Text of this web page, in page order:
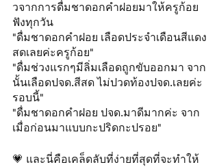
วจากการดื่มชาดอกคำฝอยมาให้ครูก้อย
ฟังทุกวัน
"ดื่มชาดอกคำฝอย เลือดประจำเดือนสีแดง
สดเลยค่ะครูก้อย"
"ดื่มช่วงแรกๆมีลิ่มเลือดถูกขับออกมา จาก
นั้นเลือดปจด.สีสด ไม่ปวดท้องปจด.เลยค่ะ
รอบนี้"
"ดื่มชาดอกคำฝอย ปจด.มาดีมากค่ะ จาก
เมื่อก่อนมาแบบกะปริดกะปรอย"
💗 และนี่คือเคล็ดลับที่ง่ายที่สุดที่จะทำให้